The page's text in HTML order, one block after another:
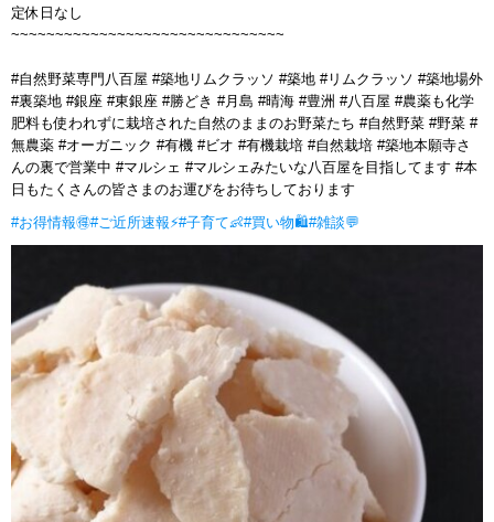
定休日なし
~~~~~~~~~~~~~~~~~~~~~~~~~~~~~~~
#自然野菜専門八百屋 #築地リムクラッソ #築地 #リムクラッソ #築地場外
#裏築地 #銀座 #東銀座 #勝どき #月島 #晴海 #豊洲 #八百屋 #農薬も化学
肥料も使われずに栽培された自然のままのお野菜たち #自然野菜 #野菜 #
無農薬 #オーガニック #有機 #ビオ #有機栽培 #自然栽培 #築地本願寺さ
んの裏で営業中 #マルシェ #マルシェみたいな八百屋を目指してます #本
日もたくさんの皆さまのお運びをお待ちしております
#お得情報🉐#ご近所速報⚡#子育て👶#買い物🛍#雑談💬